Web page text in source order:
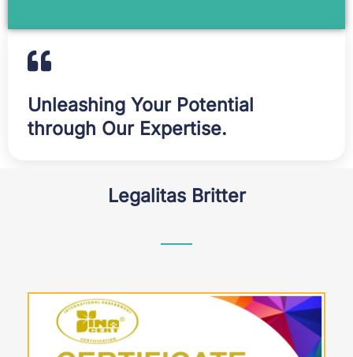
Unleashing Your Potential
through Our Expertise.
Legalitas Britter